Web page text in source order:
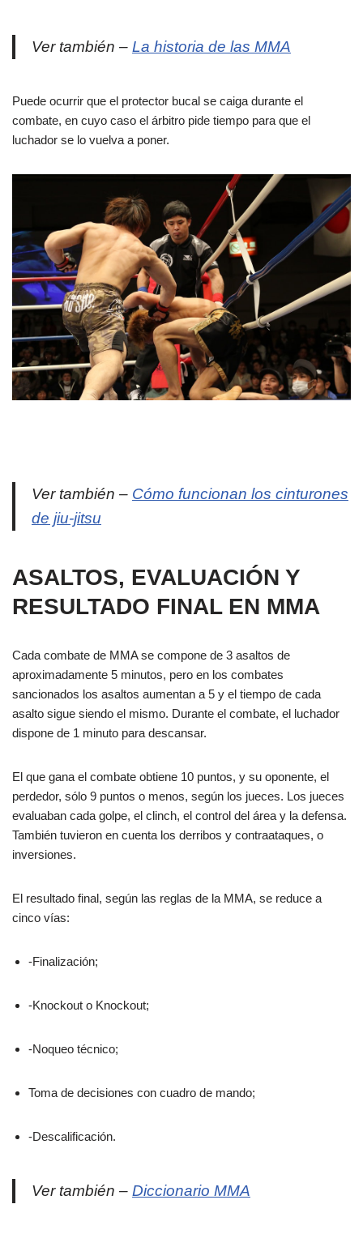
Ver también – La historia de las MMA
Puede ocurrir que el protector bucal se caiga durante el
combate, en cuyo caso el árbitro pide tiempo para que el
luchador se lo vuelva a poner.
Ver también – Cómo funcionan los cinturones
de jiu-jitsu
ASALTOS, EVALUACIÓN Y
RESULTADO FINAL EN MMA
Cada combate de MMA se compone de 3 asaltos de
aproximadamente 5 minutos, pero en los combates
sancionados los asaltos aumentan a 5 y el tiempo de cada
asalto sigue siendo el mismo. Durante el combate, el luchador
dispone de 1 minuto para descansar.
El que gana el combate obtiene 10 puntos, y su oponente, el
perdedor, sólo 9 puntos o menos, según los jueces. Los jueces
evaluaban cada golpe, el clinch, el control del área y la defensa.
También tuvieron en cuenta los derribos y contraataques, o
inversiones.
El resultado final, según las reglas de la MMA, se reduce a
cinco vías:
-Finalización;
-Knockout o Knockout;
-Noqueo técnico;
Toma de decisiones con cuadro de mando;
-Descalificación.
Ver también – Diccionario MMA